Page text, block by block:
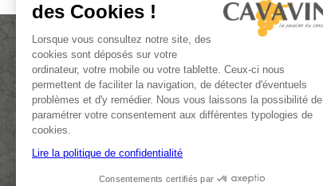
ACTUALITÉS
DEVENIR FRANCHISÉ
des Cookies !
Lorsque vous consultez notre site, des
cookies sont déposés sur votre
ordinateur, votre mobile ou votre tablette. Ceux-ci nous
permettent de faciliter la navigation, de détecter d'éventuels
problèmes et d'y remédier. Nous vous laissons la possibilité de
paramétrer votre consentement aux différentes typologies de
cookies.
Lire la politique de confidentialité
Consentements certifiés par